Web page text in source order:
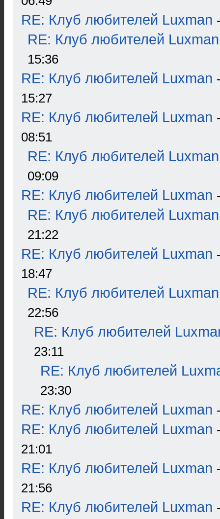
RE: Клуб любителей Luxman
RE: Клуб любителей Luxman
15:36
RE: Клуб любителей Luxman
15:27
RE: Клуб любителей Luxman
08:51
RE: Клуб любителей Luxman
09:09
RE: Клуб любителей Luxman
RE: Клуб любителей Luxman
21:22
RE: Клуб любителей Luxman
18:47
RE: Клуб любителей Luxman
22:56
RE: Клуб любителей
23:11
RE: Клуб любителей
23:30
RE: Клуб любителей Luxman
RE: Клуб любителей Luxman
21:01
RE: Клуб любителей Luxman
21:56
RE: Клуб любителей Luxman